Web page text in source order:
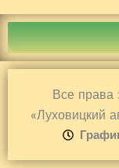
Все
«Луховицкий